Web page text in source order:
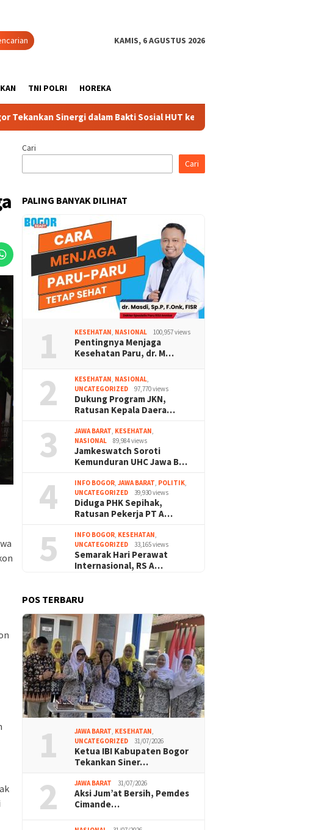
KAMIS, 6 AGUSTUS 2026
TNI POLRI HOREKA
dalam Bakti Sosial HUT ke-75 di Jonggol
Cari
Cari
PALING BANYAK DILIHAT
1 KESEHATAN NASIONAL 100,957 views
Pentingnya Menjaga
Kesehatan Paru, dr. M…
2 KESEHATAN NASIONAL
UNCATEGORIZED
97,770 views
Dukung Program JKN,
Ratusan Kepala Daera…
3 JAWA BARAT KESEHATAN
NASIONAL
89,984 views
Jamkeswatch Soroti
Kemunduran UHC Jawa B…
4 INFO BOGOR ,JAWA BARAT POLITIK
UNCATEGORIZED
39,930 views
Diduga PHK Sepihak,
Ratusan Pekerja PT A…
5 INFO BOGOR KESEHATAN
UNCATEGORIZED
33,165 views
Semarak Hari Perawat
Internasional, RS A…
POS TERBARU
1 JAWA BARAT KESEHATAN
UNCATEGORIZED
31/07/2026
Ketua IBI Kabupaten Bogor
Tekankan Siner…
2 JAWA BARAT 31/07/2026
Aksi Jum’at Bersih, Pemdes
Cimande…